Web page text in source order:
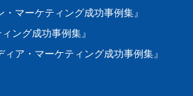
・マーケティング成功事例集』
ング成功事例集』
ィア・マーケティング成功事例集』